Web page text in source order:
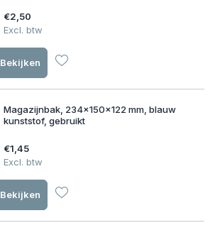
€2,50
Excl. btw
Bekijken
Magazijnbak, 234x150x122 mm, blauw
kunststof, gebruikt
€1,45
Excl. btw
Bekijken